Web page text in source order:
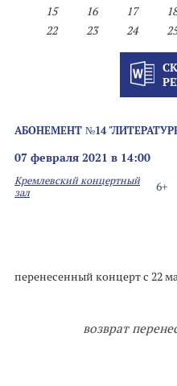
15
16 17
22
23 24
АБОНЕМЕНТ №14
07 февраля 2021 в 14:00
6+
Кремлевский концертный
зал
перенесенный концерт с 22
возврат